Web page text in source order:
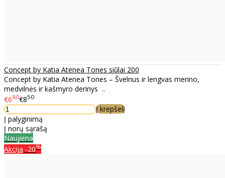
Concept by Katia Atenea Tones siūlai 200
Concept by Katia Atenea Tones – Švelnus ir lengvas merino,
medvilnės ir kašmyro derinys ..
€680€850
Į krepšelį
Į palyginimą
Į norų sąrašą
Naujiena
Akcija -20%